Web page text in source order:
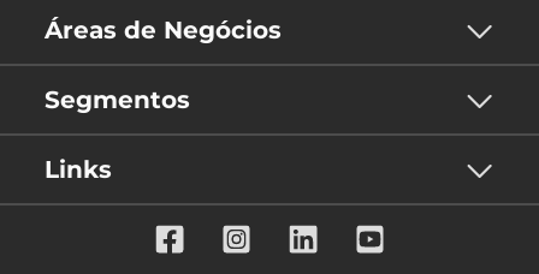
Áreas de Negócios
Segmentos
Links